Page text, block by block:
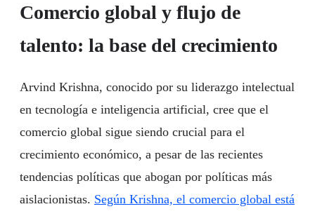
Comercio global y flujo de
talento: la base del crecimiento
Arvind Krishna, conocido por su liderazgo intelectual
en tecnología e inteligencia artificial, cree que el
comercio global sigue siendo crucial para el
crecimiento económico, a pesar de las recientes
tendencias políticas que abogan por políticas más
aislacionistas. Según Krishna, el comercio global está